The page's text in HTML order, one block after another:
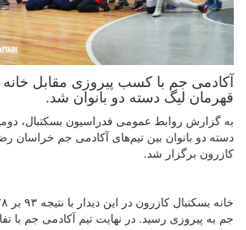
آکادمی جم با کسب پیروزی مقابل خانه
قهرمان لیگ دسته دو بانوان شد.
به گزارش روابط عمومی فدراسیون بسکتبال،
دسته دو بانوان بین تیم‌های آکادمی جم خراسان
کازرون برگزار شد.
جم به پیروزی رسید. در نهایت تیم آکادمی جم با